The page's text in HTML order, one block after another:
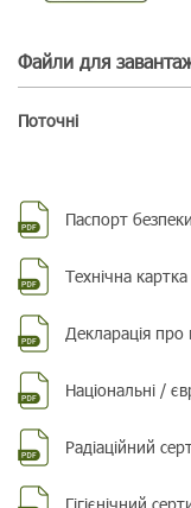
Файли для
Поточні
Паспорт
Технічна картка
Декларація про
Національні /
Радіаційний